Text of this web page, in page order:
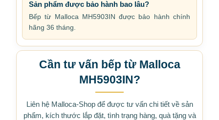
Sản phẩm được bảo hành bao lâu?
Bếp từ Malloca MH5903IN được bảo hành chính
hãng 36 tháng.
Cần tư vấn bếp từ Malloca
MH5903IN?
Liên hệ Malloca-Shop để được tư vấn chi tiết về sản
phẩm, kích thước lắp đặt, tình trạng hàng, quà tặng và